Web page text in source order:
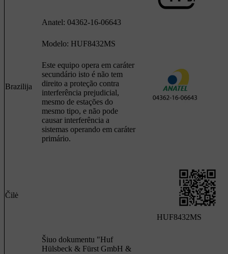
Brazilija
Anatel: 04362-16-06643
Modelo: HUF8432MS
Este equipo opera em caráter
secundário isto é não tem
direito a proteção contra
interferência prejudicial,
mesmo de estações do
mesmo tipo, e não pode
causar interferência a
sistemas operando em caráter
primário.
Čilė
HUF8432MS
Šiuo dokumentu "Huf
Hülsbeck & Fürst GmbH &